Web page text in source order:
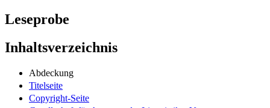
Leseprobe
Inhaltsverzeichnis
Abdeckung
Titelseite
Copyright-Seite